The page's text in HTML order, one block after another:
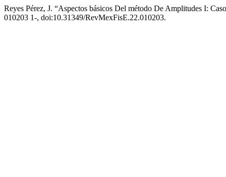
Reyes Pérez, J. “Aspectos básicos Del método De Amplitudes I:
010203 1-, doi:10.31349/RevMexFisE.22.010203.